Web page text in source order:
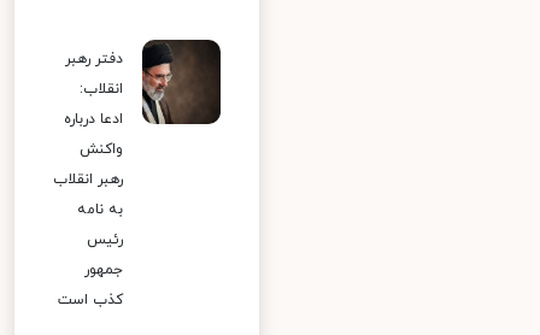
دفتر رهبر
انقلاب:
ادعا درباره
واکنش
رهبر انقلاب
به نامه
رئیس
جمهور
کذب است